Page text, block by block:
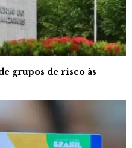
grupos de risco às